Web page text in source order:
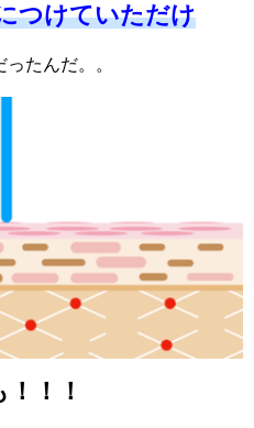
つけていただけ
たんだ。。
！！